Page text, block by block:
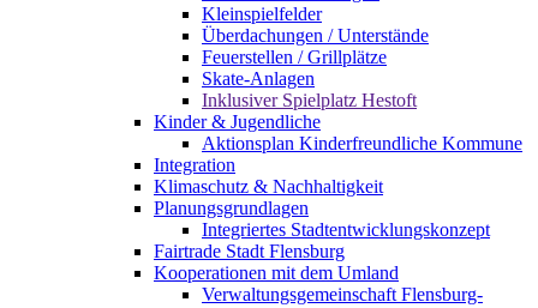
Kleinspielfelder
Überdachungen / Unterstände
Feuerstellen / Grillplätze
Skate-Anlagen
Inklusiver Spielplatz Hestoft
Kinder & Jugendliche
Aktionsplan Kinderfreundliche Kommune
Integration
Klimaschutz & Nachhaltigkeit
Planungsgrundlagen
Integriertes Stadtentwicklungskonzept
Fairtrade Stadt Flensburg
Kooperationen mit dem Umland
Verwaltungsgemeinschaft Flensburg-